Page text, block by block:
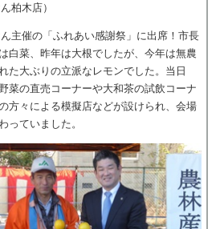
柏木店）
主催の「ふれあい感謝祭」に出席！市長
白菜、昨年は大根でしたが、今年は無農
た大ぶりの立派なレモンでした。当日
菜の直売コーナーや大和茶の試飲コーナ
方々による模擬店などが設けられ、会場
っていました。